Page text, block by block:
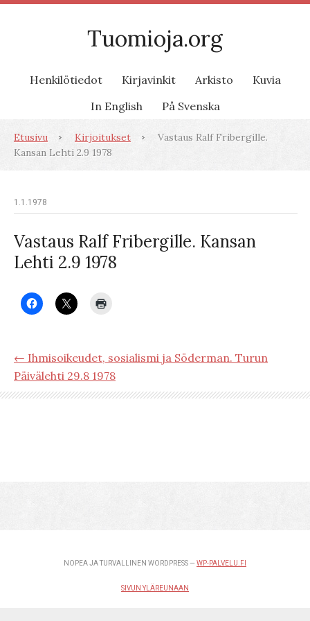
Tuomioja.org
Henkilötiedot Kirjavinkit Arkisto
Kuvia
In English
På Svenska
Etusivu Kirjoitukset
Vastaus Ralf Fribergille.
Kansan Lehti 2.9 1978
1.1.1978
Vastaus Ralf Fribergille. Kansan
Lehti 2.9 1978
← Ihmisoikeudet, sosialismi ja Söderman. Turun
Päivälehti 29.8 1978
NOPEA JA TURVALLINEN WORDPRESS — WP-PALVELU.FI
SIVUN YLÄREUNAAN